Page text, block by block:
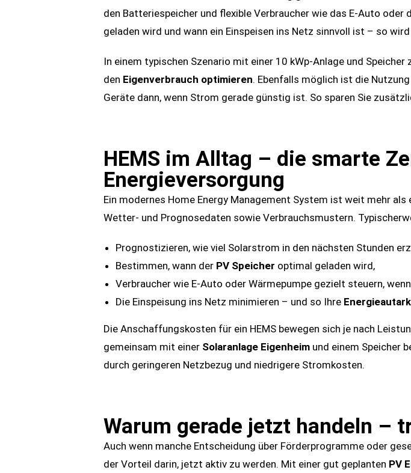
den Batteriespeicher und flexible Verbraucher wie das E-Auto
geladen wird und wann ein Einspeisen ins Netz sinnvoll ist – so
In einem typischen Szenario mit einer 10 kWp-Anlage und Speicher
den Eigenverbrauch optimieren. Ebenfalls möglich ist die
Geräte dann, wenn Strom gerade günstig ist. So sparen Sie
HEMS im Alltag – die smarte
Energieversorgung
Ein modernes Home Energy Management System ist weit mehr
Wetter- und Prognosedaten sowie Verbrauchsmustern.
Prognostizieren, wie viel Solarstrom in den nächsten Stunden
Bestimmen, wann der PV Speicher optimal geladen wird,
Verbraucher wie E-Auto oder Wärmepumpe gezielt steuern,
Die Einspeisung ins Netz minimieren – und so Ihre
Die Anschaffungskosten für ein HEMS bewegen sich je nach
gemeinsam mit einer Solaranlage Eigenheim und einem Speicher
durch geringeren Netzbezug und niedrigere Stromkosten.
Warum gerade jetzt handeln –
Auch wenn manche Entscheidung über Förderprogramme oder
der Vorteil darin, jetzt aktiv zu werden. Mit einer gut geplanten PV